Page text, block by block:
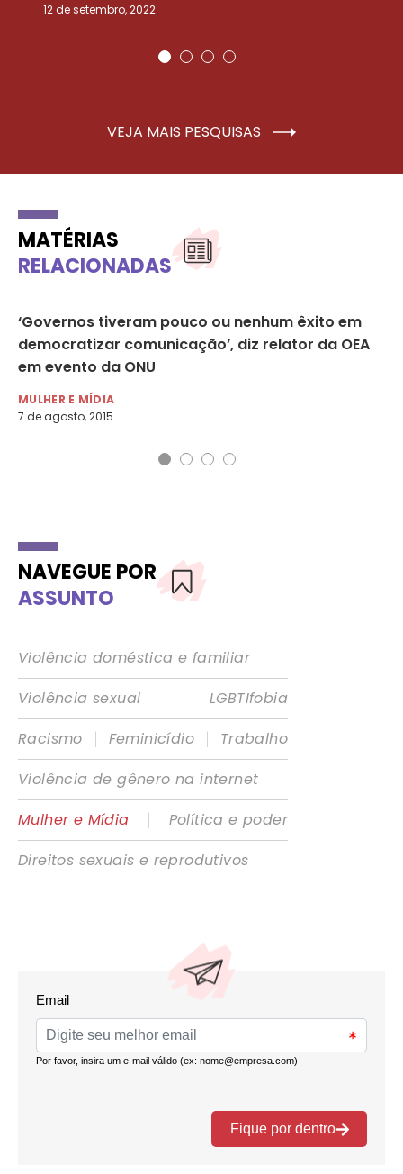
12 de setembro, 2022
VEJA MAIS PESQUISAS
MATÉRIAS
RELACIONADAS
‘Governos tiveram pouco ou nenhum êxito em
democratizar comunicação’, diz relator da OEA
em evento da ONU
MULHER E MÍDIA
7 de agosto, 2015
NAVEGUE POR
ASSUNTO
Violência doméstica e familiar
Violência sexual
|
LGBTIfobia
Racismo
| Feminicídio |
Trabalho
Violência de gênero na internet
Mulher e Mídia
|
Política e poder
Direitos sexuais e reprodutivos